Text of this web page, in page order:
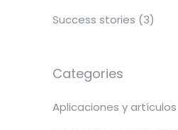
Success stories (3)
Categories
Aplicaciones y